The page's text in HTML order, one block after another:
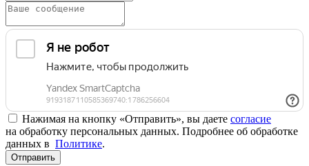
Нажимая на кнопку «Отправить», вы даете согласие
на обработку персональных данных. Подробнее об обработке
данных в Политике.
Отправить